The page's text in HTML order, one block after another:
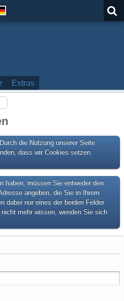
Extras
die Nutzung unserer Seite
dass wir Cookies setzen.
haben, müssen Sie entweder den
angeben, die Sie in Ihrem
dabei nur eines der beiden Felder
mehr wissen, wenden Sie sich